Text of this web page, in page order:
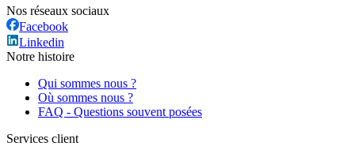
Nos réseaux sociaux
Facebook
Linkedin
Notre histoire
Qui sommes nous ?
Où sommes nous ?
FAQ - Questions souvent posées
Services client